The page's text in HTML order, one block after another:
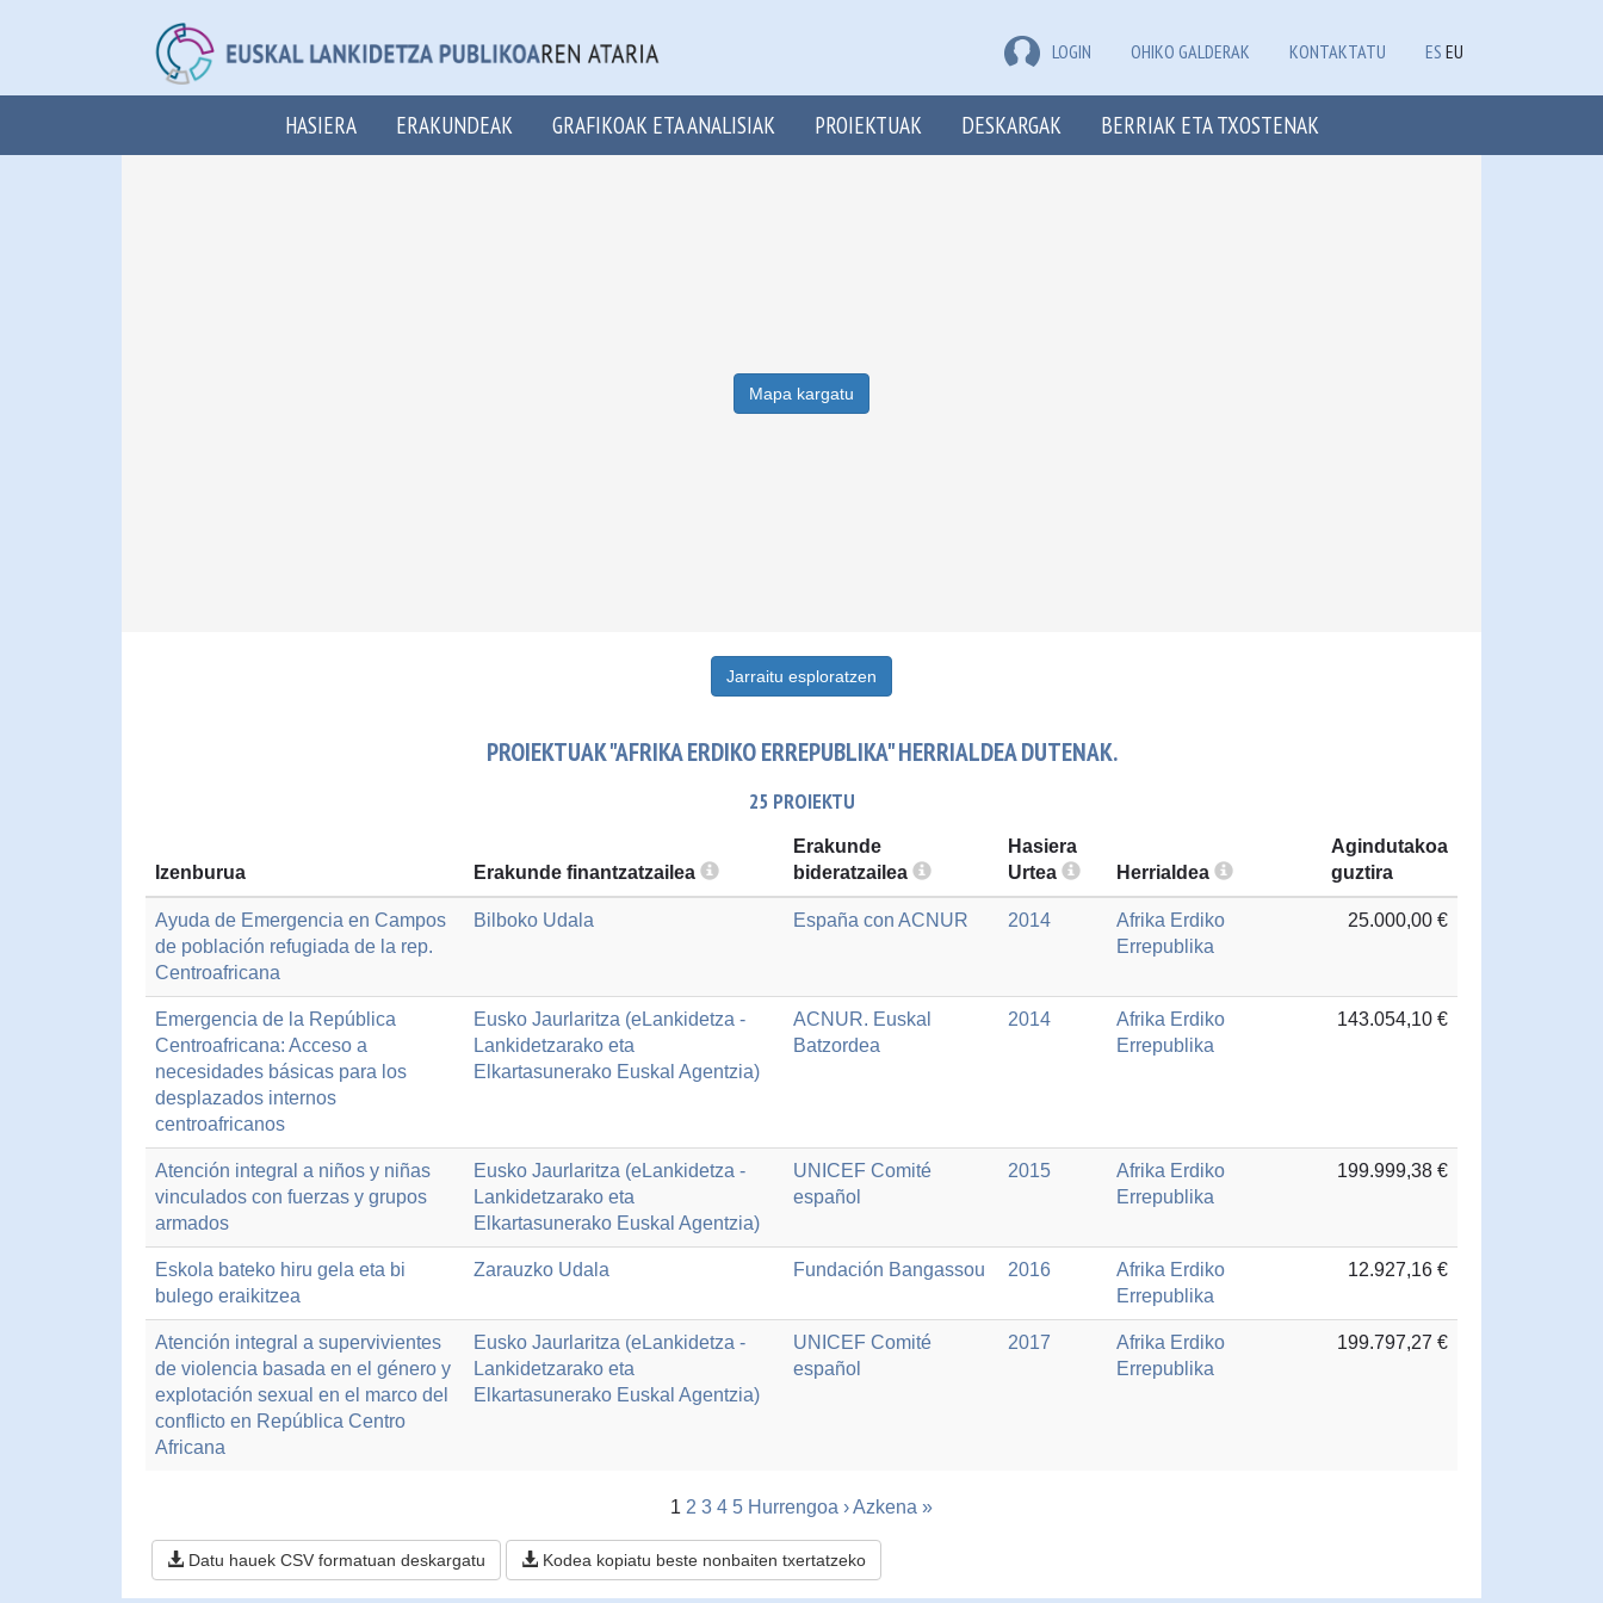
LOGIN OHIKO GALDERAK KONTAKTATU ES EU
HASIERA ERAKUNDEAK GRAFIKOAK ETA ANALISIAK PROIEKTUAK DESKARGAK BERRIAK ETA TXOSTENAK
Mapa kargatu
Jarraitu esploratzen
PROIEKTUAK "AFRIKA ERDIKO ERREPUBLIKA" HERRIALDEA DUTENAK.
25 PROIEKTU
Izenburua Erakunde finantzatzailea
Erakunde
bideratzailea
Hasiera
Urtea
Herrialdea
Agindutakoa
guztira
Ayuda de Emergencia en Campos
de población refugiada de la rep.
Centroafricana
Bilboko Udala España con ACNUR 2014
Afrika Erdiko
Errepublika
25.000,00 €
Emergencia de la República
Centroafricana: Acceso a
necesidades básicas para los
desplazados internos
centroafricanos
Eusko Jaurlaritza (eLankidetza -
Lankidetzarako eta
Elkartasunerako Euskal Agentzia)
ACNUR. Euskal
Batzordea
2014
Afrika Erdiko
Errepublika
143.054,10 €
Atención integral a niños y niñas
vinculados con fuerzas y grupos
armados
Eusko Jaurlaritza (eLankidetza -
Lankidetzarako eta
Elkartasunerako Euskal Agentzia)
UNICEF Comité
español
2015
Afrika Erdiko
Errepublika
199.999,38 €
Eskola bateko hiru gela eta bi
bulego eraikitzea
Zarauzko Udala Fundación Bangassou 2016
Afrika Erdiko
Errepublika
12.927,16 €
Atención integral a supervivientes
de violencia basada en el género y
explotación sexual en el marco del
conflicto en República Centro
Africana
Eusko Jaurlaritza (eLankidetza -
Lankidetzarako eta
Elkartasunerako Euskal Agentzia)
UNICEF Comité
español
2017
Afrika Erdiko
Errepublika
199.797,27 €
1 2 3 4 5 Hurrengoa ›Azkena »
Datu hauek CSV formatuan deskargatu Kodea kopiatu beste nonbaiten txertatzeko